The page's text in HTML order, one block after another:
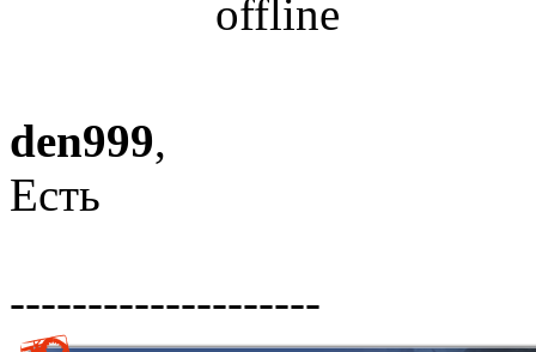
den999,
Есть
--------------------